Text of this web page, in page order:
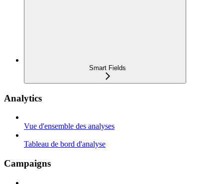
Smart Fields
Analytics
Vue d'ensemble des analyses
Tableau de bord d'analyse
Campaigns